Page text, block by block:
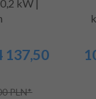
kW |
137,50
PLN*